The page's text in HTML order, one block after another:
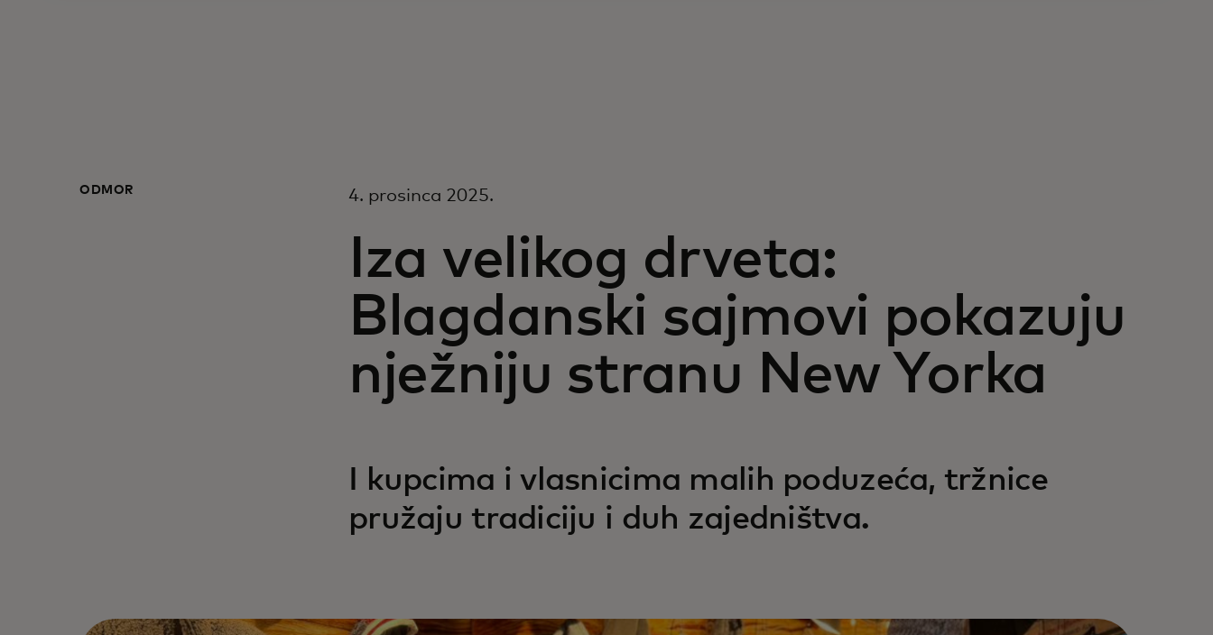
ODMOR 4. prosinca 2025.
Iza velikog drveta:
Blagdanski sajmovi pokazuju
nježniju stranu New Yorka
I kupcima i vlasnicima malih poduzeća, tržnice
pružaju tradiciju i duh zajedništva.